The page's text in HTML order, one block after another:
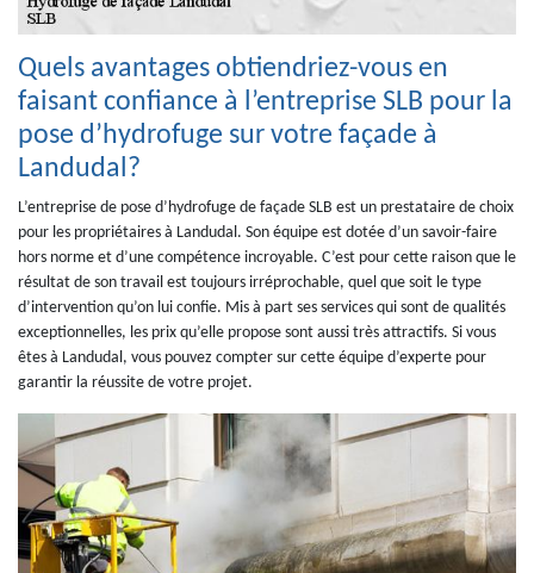
Quels avantages obtiendriez-vous en
faisant confiance à l’entreprise SLB pour la
pose d’hydrofuge sur votre façade à
Landudal?
L’entreprise de pose d’hydrofuge de façade SLB est un prestataire de choix
pour les propriétaires à Landudal. Son équipe est dotée d’un savoir-faire
hors norme et d’une compétence incroyable. C’est pour cette raison que le
résultat de son travail est toujours irréprochable, quel que soit le type
d’intervention qu’on lui confie. Mis à part ses services qui sont de qualités
exceptionnelles, les prix qu’elle propose sont aussi très attractifs. Si vous
êtes à Landudal, vous pouvez compter sur cette équipe d’experte pour
garantir la réussite de votre projet.